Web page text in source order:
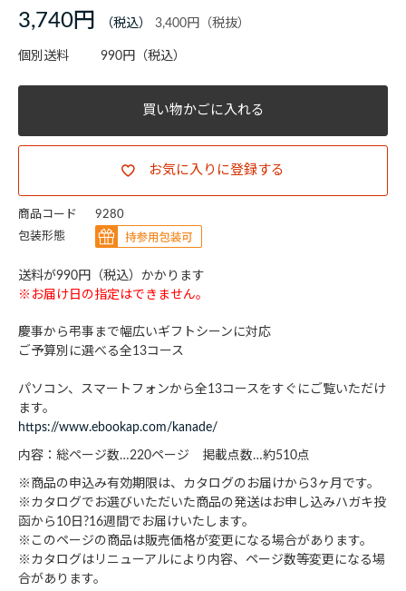
3,740円 3,400円
商品コード
9280
包装形態
送料が990円（税込）かかります
※お届け日の指定はできません。
個別送料 990円 （税込）
買い物かごに入れる
お気に入りに登録する
慶事から弔事まで幅広いギフトシーンに対応
ご予算別に選べる全13コース
パソコン、スマートフォンから全13コースをすぐにご覧いただけ
ます。
https://www.ebookap.com/kanade/
内容：総ページ数…220ページ 掲載点数…約510点
※商品の申込み有効期限は、カタログのお届けから3ヶ月です。
※カタログでお選びいただいた商品の発送はお申し込みハガキ投
函から10日?16週間でお届けいたします。
※このページの商品は販売価格が変更になる場合があります。
※カタログはリニューアルにより内容、ページ数等変更になる場
合があります。